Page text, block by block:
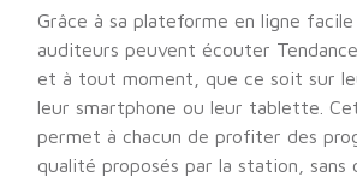
Grâce à sa plateforme en ligne facile
auditeurs peuvent écouter
et à tout moment, que ce soit sur
leur smartphone ou leur tablette.
permet à chacun de profiter des
qualité proposés par la station, sans